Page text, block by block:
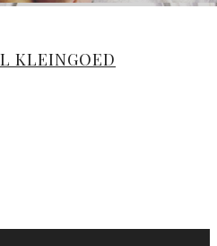
KLEINGOED